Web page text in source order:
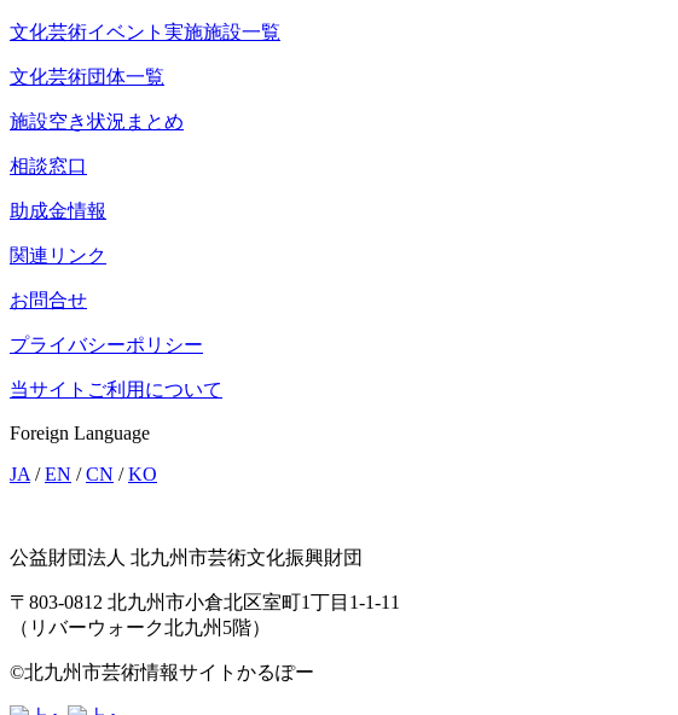
文化芸術イベント実施施設一覧
文化芸術団体一覧
施設空き状況まとめ
相談窓口
助成金情報
関連リンク
お問合せ
プライバシーポリシー
当サイトご利用について
Foreign Language
JA /EN /CN /KO
公益財団法人 北九州市芸術文化振興財団
〒803-0812 北九州市小倉北区室町1丁目1-1-11
（リバーウォーク北九州5階）
©北九州市芸術情報サイトかるぽー